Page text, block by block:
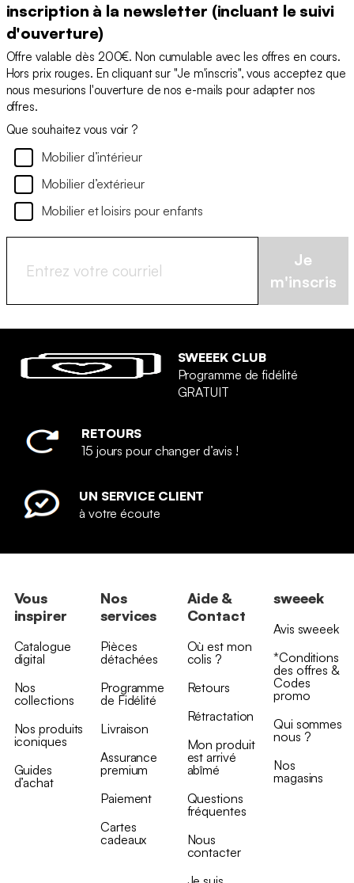
inscription à la newsletter (incluant le suivi
d'ouverture)
Offre valable dès 200€. Non cumulable avec les offres en cours.
Hors prix rouges. En cliquant sur "Je m'inscris", vous acceptez que
nous mesurions l'ouverture de nos e-mails pour adapter nos
offres.
Que souhaitez vous voir ?
Mobilier d’intérieur
Mobilier d’extérieur
Mobilier et loisirs pour enfants
Je
m'inscris
SWEEEK CLUB
Programme de fidélité
GRATUIT
RETOURS
15 jours pour changer d’avis !
UN SERVICE CLIENT
à votre écoute
Vous
inspirer
Catalogue
digital
Nos
collections
Nos produits
iconiques
Guides
d’achat
Nos
services
Pièces
détachées
Programme
de Fidélité
Livraison
Assurance
premium
Paiement
Cartes
cadeaux
Aide &
Contact
Où est mon
colis ?
Retours
Rétractation
Mon produit
est arrivé
abîmé
Questions
fréquentes
Nous
contacter
sweeek
Avis sweeek
*Conditions
des offres &
Codes
promo
Qui sommes
nous ?
Nos
magasins